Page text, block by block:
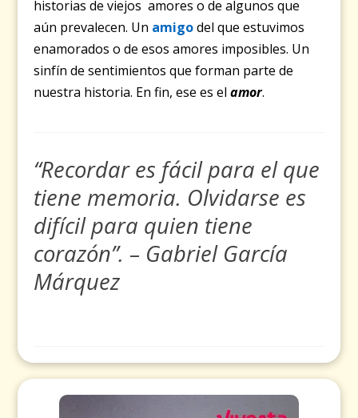
historias de viejos amores o de algunos que
aún prevalecen. Un amigo del que estuvimos
enamorados o de esos amores imposibles. Un
sinfín de sentimientos que forman parte de
nuestra historia. En fin, ese es elamor.
“Recordar es fácil para el que
tiene memoria. Olvidarse es
difícil para quien tiene
corazón”. – Gabriel García
Márquez